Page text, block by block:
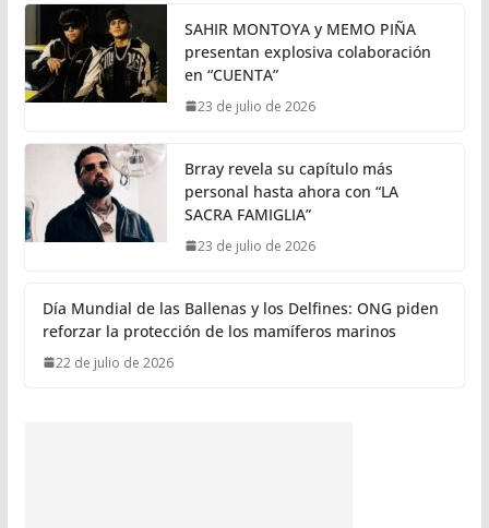
SAHIR MONTOYA y MEMO PIÑA
presentan explosiva colaboración
en “CUENTA”
23 de julio de 2026
Brray revela su capítulo más
personal hasta ahora con “LA
SACRA FAMIGLIA”
23 de julio de 2026
Día Mundial de las Ballenas y los Delfines: ONG piden
reforzar la protección de los mamíferos marinos
22 de julio de 2026